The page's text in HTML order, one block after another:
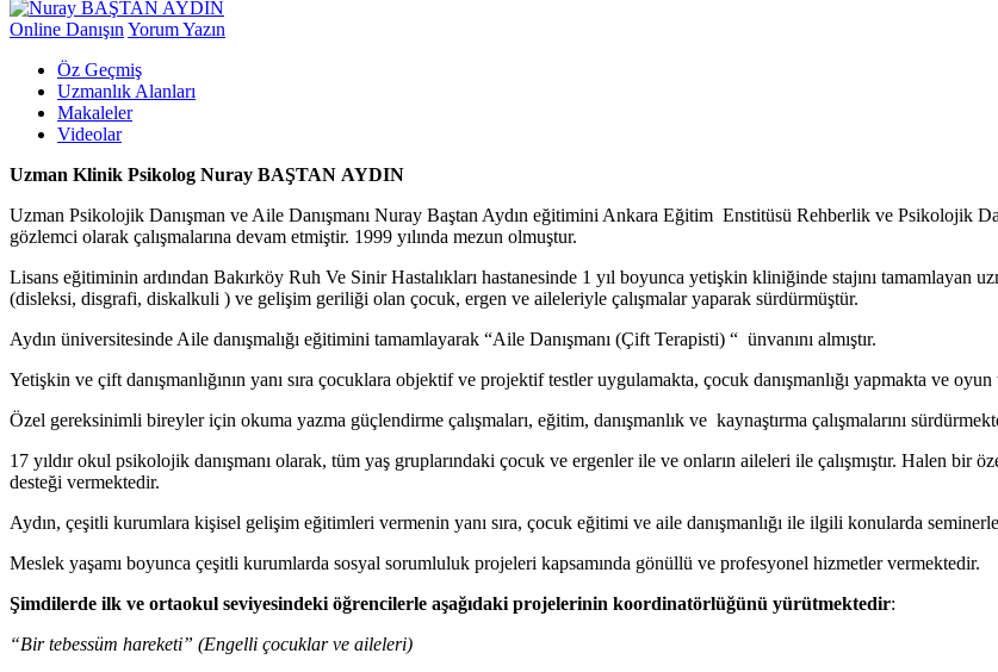
Online Danışın Yorum Yazın
Öz Geçmiş
Uzmanlık Alanları
Makaleler
Videolar
Uzman Klinik Psikolog Nuray BAŞTAN AYDIN
Uzman Psikolojik Danışman ve Aile Danışmanı Nuray Baştan Aydın eğitimini Ankara Eğitim Enstitüsü Rehberlik ve Psikolojik
gözlemci olarak çalışmalarına devam etmiştir. 1999 yılında mezun olmuştur.
Lisans eğitiminin ardından Bakırköy Ruh Ve Sinir Hastalıkları hastanesinde 1 yıl boyunca yetişkin kliniğinde stajını tamamlayan
(disleksi, disgrafi, diskalkuli ) ve gelişim geriliği olan çocuk, ergen ve aileleriyle çalışmalar yaparak sürdürmüştür.
Aydın üniversitesinde Aile danışmalığı eğitimini tamamlayarak “Aile Danışmanı (Çift Terapisti) “ ünvanını almıştır.
Yetişkin ve çift danışmanlığının yanı sıra çocuklara objektif ve projektif testler uygulamakta, çocuk danışmanlığı yapmakta ve
Özel gereksinimli bireyler için okuma yazma güçlendirme çalışmaları, eğitim, danışmanlık ve kaynaştırma çalışmalarını
17 yıldır okul psikolojik danışmanı olarak, tüm yaş gruplarındaki çocuk ve ergenler ile ve onların aileleri ile çalışmıştır. Halen
desteği vermektedir.
Aydın, çeşitli kurumlara kişisel gelişim eğitimleri vermenin yanı sıra, çocuk eğitimi ve aile danışmanlığı ile ilgili konularda
Meslek yaşamı boyunca çeşitli kurumlarda sosyal sorumluluk projeleri kapsamında gönüllü ve profesyonel hizmetler vermektedir.
Şimdilerde ilk ve ortaokul seviyesindeki öğrencilerle aşağıdaki projelerinin koordinatörlüğünü yürütmektedir:
“Bir tebessüm hareketi” (Engelli çocuklar ve aileleri)